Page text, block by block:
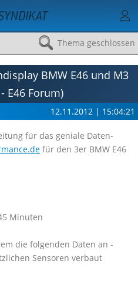
Thema geschlossen
BMW E46 und M3
E46 Forum)
12.11.2012 | 15:04:21
für das geniale Daten-
für den 3er BMW E46
Minuten
die folgenden Daten an -
Sensoren verbaut